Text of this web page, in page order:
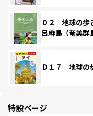
０２ 地球の
呂麻島（奄美
Ｄ１７ 地球の
特設ページ